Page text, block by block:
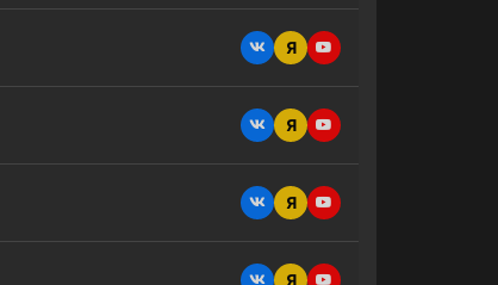
Я
Я
Я
Я